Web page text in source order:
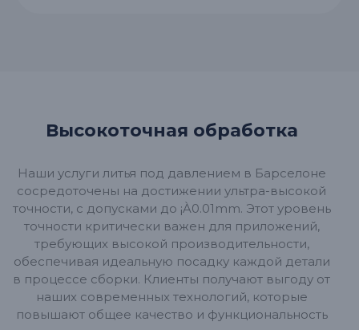
Высокоточная обработка
Наши услуги литья под давлением в Барселоне
сосредоточены на достижении ультра-высокой
точности, с допусками до ¡À0.01mm. Этот уровень
точности критически важен для приложений,
требующих высокой производительности,
обеспечивая идеальную посадку каждой детали
в процессе сборки. Клиенты получают выгоду от
наших современных технологий, которые
повышают общее качество и функциональность